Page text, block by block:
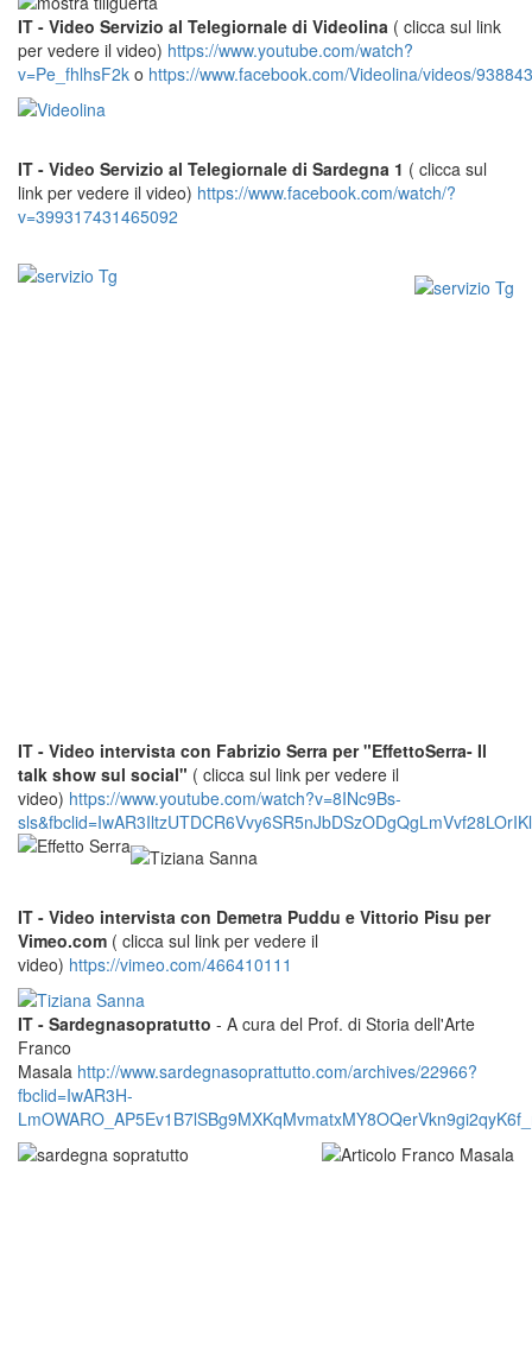
IT - Video Servizio al Telegiornale di Videolina ( clicca sul link
per vedere il video) https://www.youtube.com/watch?
v=Pe_fhlhsF2k o https://www.facebook.com/Videolina/videos/
IT - Video Servizio al Telegiornale di Sardegna 1 ( clicca sul
link per vedere il video) https://www.facebook.com/watch/?
v=399317431465092
IT - Video intervista con Fabrizio Serra per "EffettoSerra- Il
talk show sul social" ( clicca sul link per vedere il
video) https://www.youtube.com/watch?v=8INc9Bs-
IT - Video intervista con Demetra Puddu e Vittorio Pisu per
Vimeo.com ( clicca sul link per vedere il
video) https://vimeo.com/466410111
IT - Sardegnasopratutto - A cura del Prof. di Storia dell'Arte
Franco
Masala http://www.sardegnasoprattutto.com/archives/22966?
fbclid=IwAR3H-